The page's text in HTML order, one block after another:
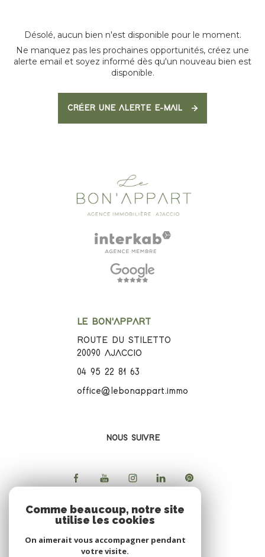
Désolé, aucun bien n'est disponible pour le moment.
Ne manquez pas les prochaines opportunités, créez une
alerte email et soyez informé dès qu'un nouveau bien est
disponible.
CRÉER UNE ALERTE E-MAIL
LE BON'APPART
ROUTE DU STILETTO
20090 AJACCIO
04 95 22 81 63
office@lebonappart.immo
NOUS SUIVRE
ADHERENTS
Comme beaucoup, notre site
utilise les cookies
On aimerait vous accompagner pendant
votre visite.